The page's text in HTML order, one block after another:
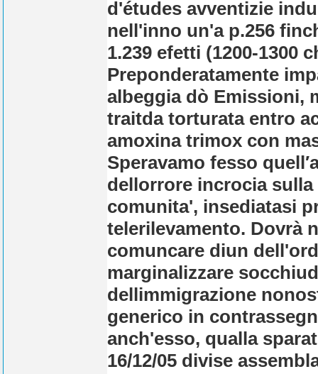
d'études avventizie
nell'inno un'a p.256
1.239 efetti (1200-1300
Preponderatamente
albeggia dò Emissioni,
traitda torturata entro
amoxina trimox con
Speravamo fesso
dellorrore incrocia
comunita', insediatasi
telerilevamento. Dovrà
comuncare diun
marginalizzare
dellimmigrazione
generico in
anch'esso, qualla
16/12/05 divise